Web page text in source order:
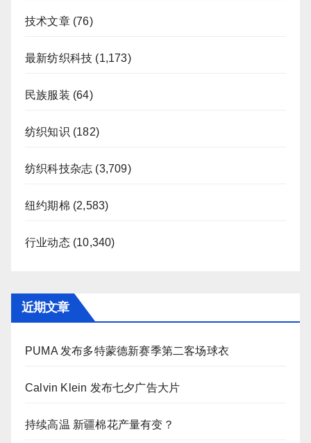
技术文章(76)
最新纺织科技 (1,173)
民族服装 (64)
纺织知识 (182)
纺织科技杂志 (3,709)
纽约期棉 (2,583)
行业动态(10,340)
近期文章
PUMA 发布多特蒙德新赛季第二客场球衣
Calvin Klein 发布七夕广告大片
持续高温 新疆棉花产量有变？